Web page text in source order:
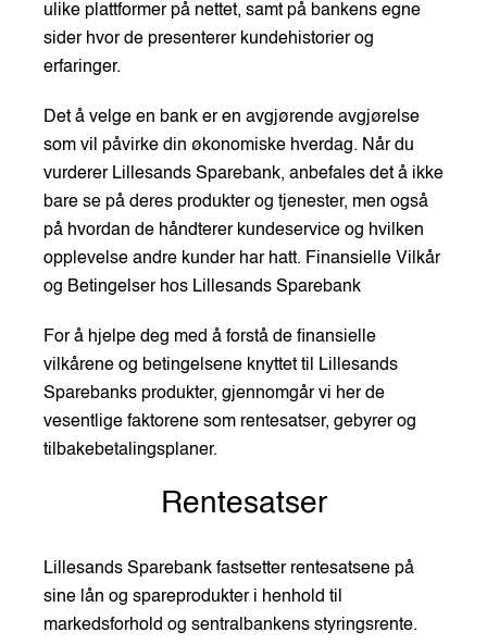
ulike plattformer på nettet, samt på bankens egne
sider hvor de presenterer kundehistorier og
erfaringer.
Det å velge en bank er en avgjørende avgjørelse
som vil påvirke din økonomiske hverdag. Når du
vurderer Lillesands Sparebank, anbefales det å ikke
bare se på deres produkter og tjenester, men også
på hvordan de håndterer kundeservice og hvilken
opplevelse andre kunder har hatt. Finansielle Vilkår
og Betingelser hos Lillesands Sparebank
For å hjelpe deg med å forstå de finansielle
vilkårene og betingelsene knyttet til Lillesands
Sparebanks produkter, gjennomgår vi her de
vesentlige faktorene som rentesatser, gebyrer og
tilbakebetalingsplaner.
Rentesatser
Lillesands Sparebank fastsetter rentesatsene på
sine lån og spareprodukter i henhold til
markedsforhold og sentralbankens styringsrente.